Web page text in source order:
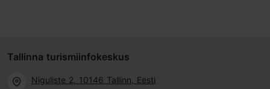
Tallinna turismiinfokeskus
Niguliste 2, 10146 Tallinn, Eesti